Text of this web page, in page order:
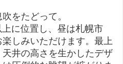
をたどって。
に位置し、昼は札幌市
しみいただけます。最上
井の高さを生かしたデザ